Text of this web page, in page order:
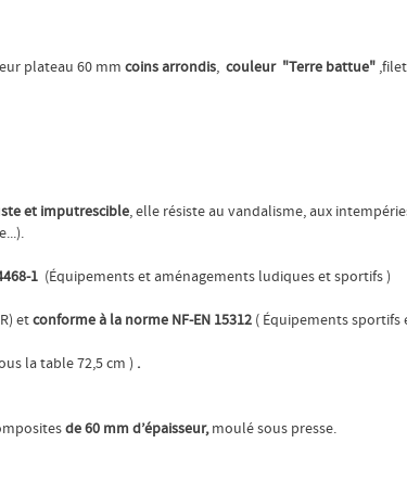
plateau 60 mm coins arrondis, couleur "Terre battue" ,filet
et imputrescible, elle résiste au vandalisme, aux
1 (Équipements et aménagements ludiques et sportifs )
etconforme à la norme NF-EN 15312 ( Équipements sportifs
la table 72,5 cm ) .
de 60 mm d’épaisseur,moulé sous presse.